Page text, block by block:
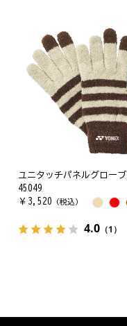
ユニタッチパネルグローブ
45049
￥ 3,520 （税込）
4.0 （1）